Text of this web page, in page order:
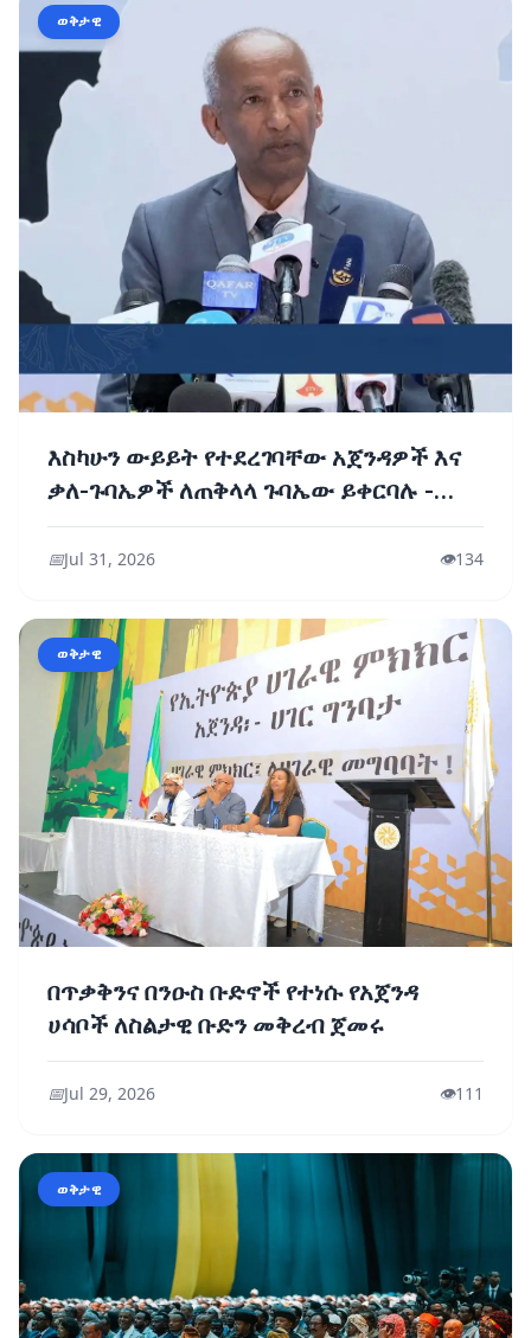
ወቅታዊ
እስካሁን ውይይት የተደረገባቸው አጀንዳዎች እና
ቃለ-ጉባኤዎች ለጠቅላላ ጉባኤው ይቀርባሉ -
ፕሮፌሰር መስፍን አርዓያ
📅Jul 31, 2026 👁️134
ወቅታዊ
በጥቃቅንና በንዑስ ቡድኖች የተነሱ የአጀንዳ
ሀሳቦች ለስልታዊ ቡድን መቅረብ ጀመሩ
📅Jul 29, 2026 👁️111
ወቅታዊ